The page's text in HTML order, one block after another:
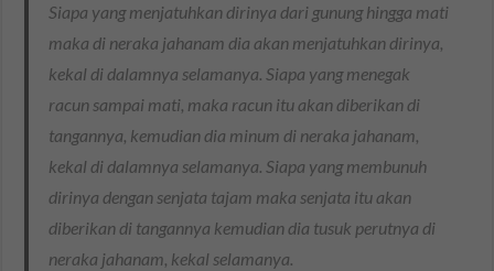
Siapa yang menjatuhkan dirinya dari gunung hingga mati
maka di neraka jahanam dia akan menjatuhkan dirinya,
kekal di dalamnya selamanya. Siapa yang menegak
racun sampai mati, maka racun itu akan diberikan di
tangannya, kemudian dia minum di neraka jahanam,
kekal di dalamnya selamanya. Siapa yang membunuh
dirinya dengan senjata tajam maka senjata itu akan
diberikan di tangannya kemudian dia tusuk perutnya di
neraka jahanam, kekal selamanya.